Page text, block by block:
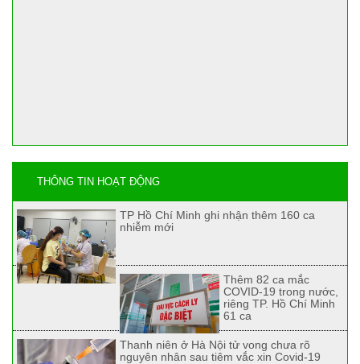
THÔNG TIN HOẠT ĐỘNG
TP Hồ Chí Minh ghi nhận thêm 160 ca
nhiễm mới
Thêm 82 ca mắc
COVID-19 trong nước,
riêng TP. Hồ Chí Minh
61 ca
Thanh niên ở Hà Nội tử vong chưa rõ
nguyên nhân sau tiêm vắc xin Covid-19